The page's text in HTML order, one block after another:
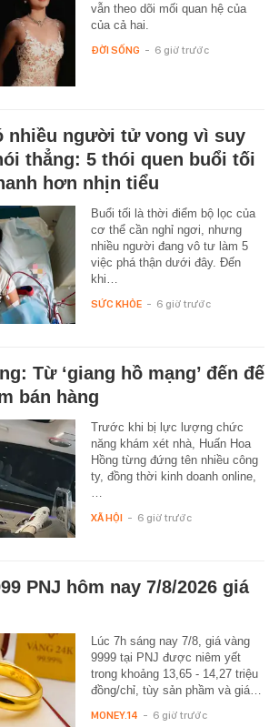
vẫn theo dõi mối quan hệ của
của cả hai.
ĐỜI SỐNG - 6 giờ trước
nhiều người tử vong vì suy
thẳng: 5 thói quen buổi tối
hơn nhịn tiểu
Buổi tối là thời điểm bộ lọc của
cơ thể cần nghỉ ngơi, nhưng
nhiều người đang vô tư làm 5
việc phá thận dưới đây. Đến
khi…
SỨC KHỎE - 6 giờ trước
Từ ‘giang hồ mạng’ đến đế
bán hàng
Trước khi bị lực lượng chức
năng khám xét nhà, Huấn Hoa
Hồng từng đứng tên nhiều công
ty, đồng thời kinh doanh online,
XÃ HỘI - 6 giờ trước
PNJ hôm nay 7/8/2026 giá
Lúc 7h sáng nay 7/8, giá vàng
9999 tại PNJ được niêm yết
trong khoảng 13,65 - 14,27 triệu
đồng/chỉ, tùy sản phầm và giá…
MONEY.14 - 6 giờ trước